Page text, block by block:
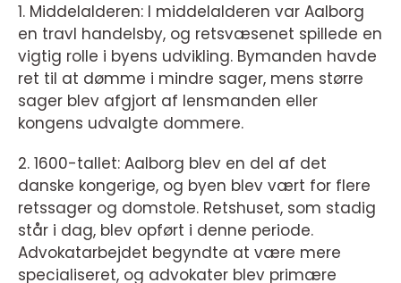
1. Middelalderen: I middelalderen var Aalborg
en travl handelsby, og retsvæsenet spillede en
vigtig rolle i byens udvikling. Bymanden havde
ret til at dømme i mindre sager, mens større
sager blev afgjort af lensmanden eller
kongens udvalgte dommere.
2. 1600-tallet: Aalborg blev en del af det
danske kongerige, og byen blev vært for flere
retssager og domstole. Retshuset, som stadig
står i dag, blev opført i denne periode.
Advokatarbejdet begyndte at være mere
specialiseret, og advokater blev primære